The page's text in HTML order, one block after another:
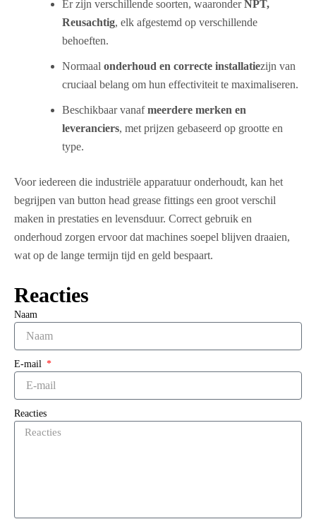
Er zijn verschillende soorten, waaronderNPT,
Reusachtig, elk afgestemd op verschillende
behoeften.
Normaal onderhoud en correcte installatiezijn van
cruciaal belang om hun effectiviteit te maximaliseren.
Beschikbaar vanafmeerdere merken en
leveranciers, met prijzen gebaseerd op grootte en
type.
Voor iedereen die industriële apparatuur onderhoudt, kan het
begrijpen van button head grease fittings een groot verschil
maken in prestaties en levensduur. Correct gebruik en
onderhoud zorgen ervoor dat machines soepel blijven draaien,
wat op de lange termijn tijd en geld bespaart.
Reacties
Naam
E-mail
Reacties